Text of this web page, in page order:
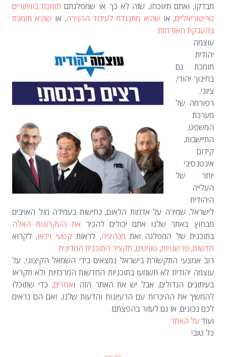
תבדקו, ואתם תיווכחו, שזה לא כך. או שמפלגתם תומכת בוויתורים
טריטוריאליים, אושהיא מתנגדת לעידוד ההגירה, או שהיא תומכת
בהענקת האזרחות.
עוצמה
יהודית
תומכת גם
בחינוך יהודי,
ציוני,
רפורמה של
מערכת
המשפט,
התיישבות,
קידום
אינטנסיבי
יותר של
העלייה
היהודית
לישראל, שמירה על אדמות הלאום, נחישות בעמידה מול האויבים
מבחוץ. באתר שלנו אתם יכולים להכיר את העקרונות האלה
בתוכנית של המפלגה ואת מנהיגיה, לראותקטעי וידאו, לקרוא
חדשות, פרשנויות, טוויטים, תקציר התוכנית המדינית.
רוב אמצעי התקשורת בישראל נמצאים בידי השמאל הקיצוני, על
עוצמה יהודית לא תשמעו בתוכניות החדשות המרכזיות ולא תקראו
בעיתונים הגדולים, אבל יש את האתר הזה ואחרים, כדי שתוכלו
להמשיך את ההיכרות עם הרעיונות והדעות שלנו, ואם הם נראים
לכם נכונים, אז גם לעזור בהפצתם.
ועודעל האתר.
כל טוב!